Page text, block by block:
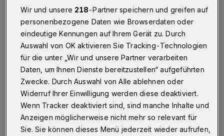
Betr.: Wochenendsatire „Nach Toreschluss“ / Thema
Narrativ
28.01.2022 , 11:55 Uhr Eine Minute Lesezeit
Wir und unsere 218-Partner speichern und greifen auf
personenbezogene Daten wie Browserdaten oder
eindeutige Kennungen auf Ihrem Gerät zu. Durch
Auswahl von OK aktivieren Sie Tracking-Technologien
für die unter „Wir und unsere Partner verarbeiten
Daten, um Ihnen Dienste bereitzustellen“ aufgeführten
Zwecke. Durch Auswahl von Alle ablehnen oder
Widerruf Ihrer Einwilligung werden diese deaktiviert.
Wenn Tracker deaktiviert sind, sind manche Inhalte und
Anzeigen möglicherweise nicht mehr so relevant für
Sie. Sie können dieses Menü jederzeit wieder aufrufen,